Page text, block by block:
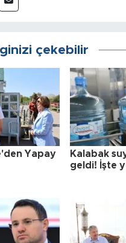
çekebilir
Yapay
Kalabak
geldi! İşte